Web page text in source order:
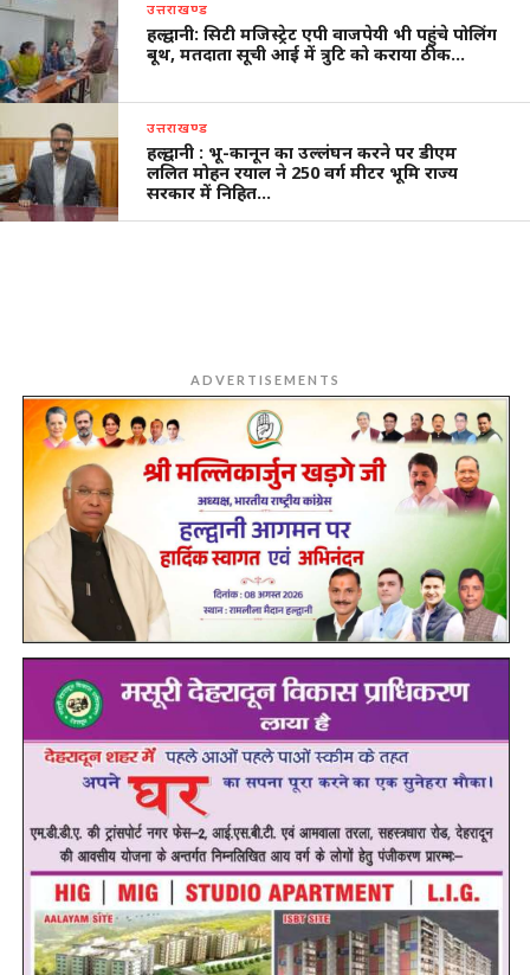
उत्तराखण्ड
हल्द्वानी: सिटी मजिस्ट्रेट एपी वाजपेयी भी पहुंचे पोलिंग
बूथ, मतदाता सूची आई में त्रुटि को कराया ठीक…
उत्तराखण्ड
हल्द्वानी : भू-कानून का उल्लंघन करने पर डीएम
ललित मोहन रयाल ने 250 वर्ग मीटर भूमि राज्य
सरकार में निहित…
ADVERTISEMENTS